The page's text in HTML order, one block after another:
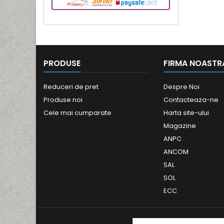
PRODUSE
Reduceri de pret
Produse noi
Cele mai cumparate
FIRMA
Despre Noi
Contacteaza-ne
Harta site-ului
Magazine
ANPC
ANCOM
SAL
SOL
ECC